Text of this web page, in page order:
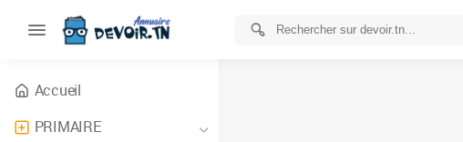
Accueil
PRIMAIRE